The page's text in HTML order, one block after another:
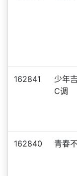
162841
少年
C调
162840 青春